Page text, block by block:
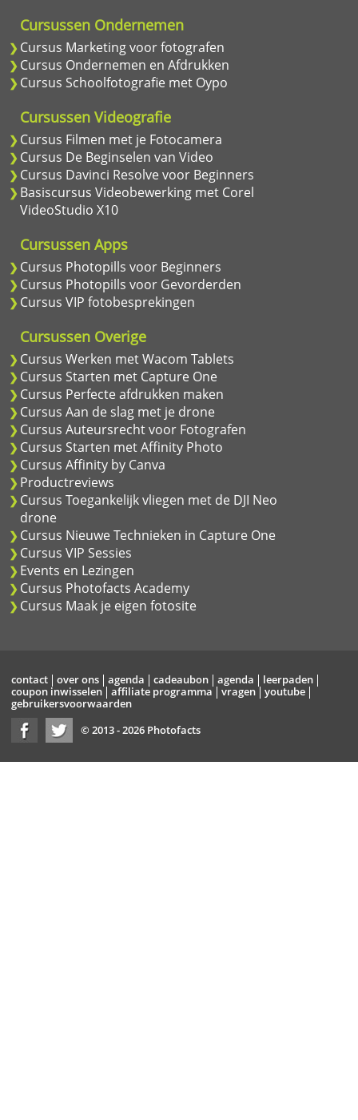
Cursussen Ondernemen
Cursus Marketing voor fotografen
Cursus Ondernemen en Afdrukken
Cursus Schoolfotografie met Oypo
Cursussen Videografie
Cursus Filmen met je Fotocamera
Cursus De Beginselen van Video
Cursus Davinci Resolve voor Beginners
Basiscursus Videobewerking met Corel
VideoStudio X10
Cursussen Apps
Cursus Photopills voor Beginners
Cursus Photopills voor Gevorderden
Cursus VIP fotobesprekingen
Cursussen Overige
Cursus Werken met Wacom Tablets
Cursus Starten met Capture One
Cursus Perfecte afdrukken maken
Cursus Aan de slag met je drone
Cursus Auteursrecht voor Fotografen
Cursus Starten met Affinity Photo
Cursus Affinity by Canva
Productreviews
Cursus Toegankelijk vliegen met de DJI Neo
drone
Cursus Nieuwe Technieken in Capture One
Cursus VIP Sessies
Events en Lezingen
Cursus Photofacts Academy
Cursus Maak je eigen fotosite
contact over ons agenda cadeaubon agenda
leerpaden
coupon inwisselen
affiliate programma vragen
youtube
gebruikersvoorwaarden
© 2013 - 2026 Photofacts